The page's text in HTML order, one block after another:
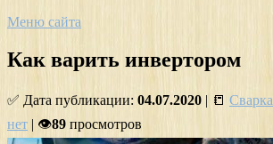
Меню сайта
Как варить инвертором
✅ Дата публикации: 04.07.2020 | 📒 Сварка
нет | 👁89 просмотров